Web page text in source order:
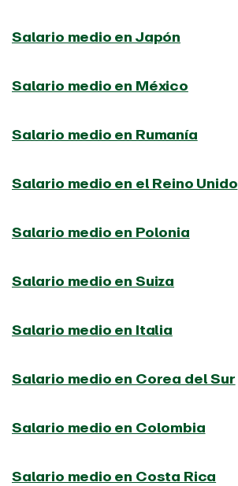
Salario medio en Japón
Salario medio en México
Salario medio en Rumanía
Salario medio en el Reino Unido
Salario medio en Polonia
Salario medio en Suiza
Salario medio en Italia
Salario medio en Corea del Sur
Salario medio en Colombia
Salario medio en Costa Rica